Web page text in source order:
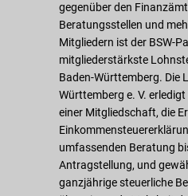
gegenüber den
Beratungsstellen und
Mitgliedern ist der BSW-
mitgliederstärkste
Baden-Württemberg. Die
Württemberg e. V.
einer Mitgliedschaft, die
umfassenden Beratung
Antragstellung, und
ganzjährige steuerliche